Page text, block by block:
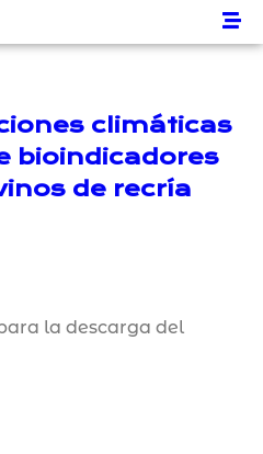
climáticas
bioindicadores
de recría
la descarga del